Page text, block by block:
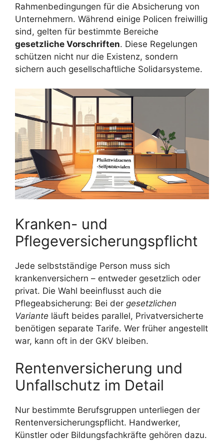
Rahmenbedingungen für die Absicherung von
Unternehmern. Während einige Policen freiwillig
sind, gelten für bestimmte Bereiche
gesetzliche Vorschriften. Diese Regelungen
schützen nicht nur die Existenz, sondern
sichern auch gesellschaftliche Solidarsysteme.
Kranken- und
Pflegeversicherungspflicht
Jede selbstständige Person muss sich
krankenversichern – entweder gesetzlich oder
privat. Die Wahl beeinflusst auch die
Pflegeabsicherung: Bei der gesetzlichen
Variante läuft beides parallel, Privatversicherte
benötigen separate Tarife. Wer früher angestellt
war, kann oft in der GKV bleiben.
Rentenversicherung und
Unfallschutz im Detail
Nur bestimmte Berufsgruppen unterliegen der
Rentenversicherungspflicht. Handwerker,
Künstler oder Bildungsfachkräfte gehören dazu.